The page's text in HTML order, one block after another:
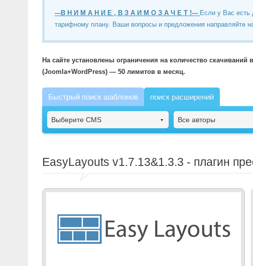
---В Н И М А Н И Е , В З А И М О З А Ч Е Т !--- Если у Вас есть
тарифному плану. Ваши вопросы и предложения направляйте
На сайте установлены ограничения на количество
(Joomla+WordPress) — 50 лимитов в месяц.
Быстрый поиск шаблонов поиск расширений
Выберите CMS Все авторы
EasyLayouts v1.7.13&1.3.3 - плагин